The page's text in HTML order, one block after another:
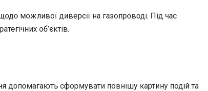
можливої диверсії на газопроводі. Під час
об’єктів.
допомагають сформувати повнішу картину подій та